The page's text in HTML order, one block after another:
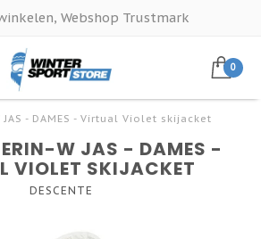
Webshop Trustmark
0
JAS - DAMES - Virtual Violet skijacket
ERIN-W JAS - DAMES -
VIOLET SKIJACKET
DESCENTE